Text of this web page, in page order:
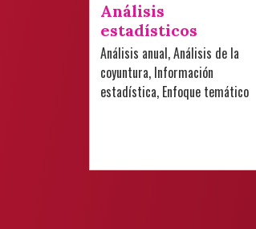
Análisis
estadísticos
Análisis anual, Análisis de la
coyuntura, Información
estadística, Enfoque temático